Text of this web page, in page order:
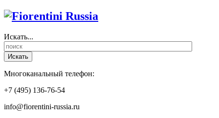
Искать...
Искать
Многоканальный телефон:
+7 (495) 136-76-54
info@fiorentini-russia.ru